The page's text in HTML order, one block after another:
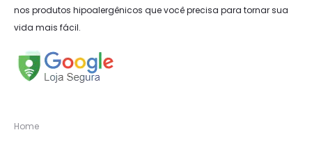
nos produtos hipoalergênicos que você precisa para tornar sua
vida mais fácil.
Home